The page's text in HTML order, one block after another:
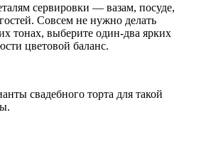
сервировки — вазам, посуде,
Совсем не нужно делать
тонах, выберите один-два ярких
цветовой баланс.
свадебного торта для такой